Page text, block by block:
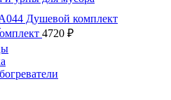
4720 ₽